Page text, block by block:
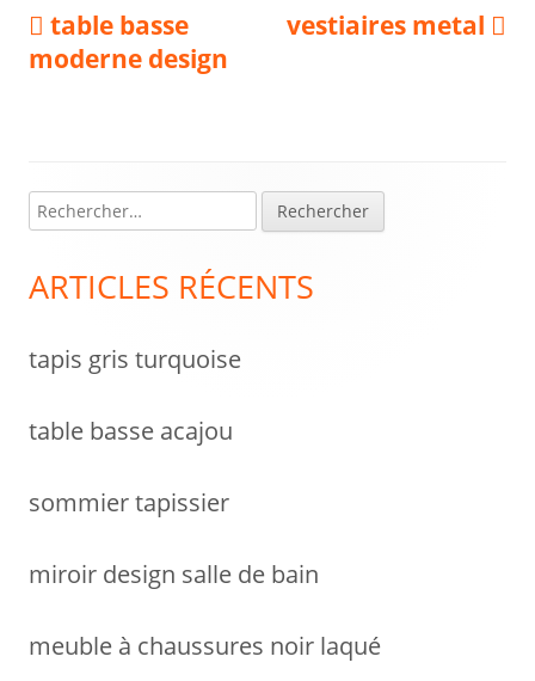
Navigation
de
Previous
article:
table basse
moderne design
Next
vestiaires metal
Colonne
latérale
e
h
r
e
ARTICLES RÉCENTS
tapis gris turquoise
table basse acajou
sommier tapissier
miroir design salle de bain
meuble à chaussures noir laqué